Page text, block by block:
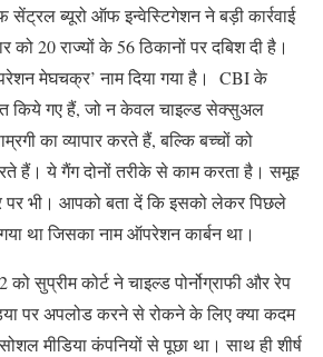
ब्यूरो ऑफ इन्वेस्टिगेशन ने बड़ी कार्रवाई
20 राज्यों के 56 ठिकानों पर दबिश दी है।
मेघचक्र’ नाम दिया गया है। CBI के
किये गए हैं, जो न केवल चाइल्ड सेक्सुअल
का व्यापार करते हैं, बल्कि बच्चों को
हैं। ये गैंग दोनों तरीके से काम करता है। समूह
पर भी। आपको बता दें कि इसको लेकर पिछले
था जिसका नाम ऑपरेशन कार्बन था।
सुप्रीम कोर्ट ने चाइल्ड पोर्नोग्राफी और रेप
पर अपलोड करने से रोकने के लिए क्या कदम
मीडिया कंपनियों से पूछा था। साथ ही शीर्ष